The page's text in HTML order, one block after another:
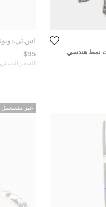
نمط هندسي
$95
السعر
غير مستعمل